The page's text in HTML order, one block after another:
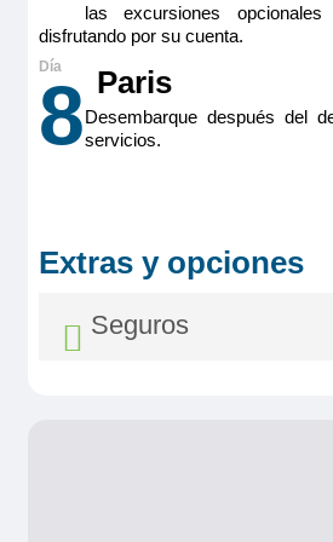
las excursiones
disfrutando por su cuenta.
8 Paris
Desembarque después del
servicios.
Extras y opciones
Seguros